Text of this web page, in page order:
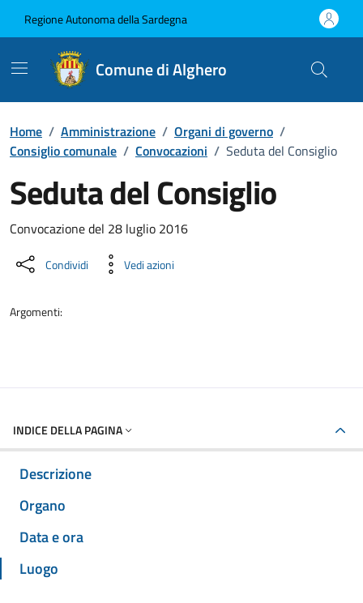
Regione Autonoma della Sardegna
Comune di Alghero
Home / Amministrazione / Organi di governo /
Consiglio comunale / Convocazioni / Seduta del Consiglio
Seduta del Consiglio
???portal.DettaglioConvocazione???
Convocazione del 28 luglio 2016
Condividi Vedi azioni
Argomenti:
INDICE DELLA PAGINA
Descrizione
Organo
Data e ora
Luogo